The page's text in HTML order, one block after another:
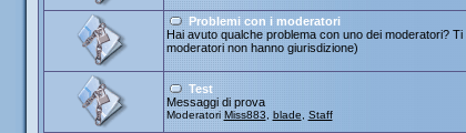
Problemi con i moderatori
Hai avuto qualche problema con uno dei moderatori?
moderatori non hanno giurisdizione)
Test
Messaggi di prova
Moderatori Miss883 blade Staff